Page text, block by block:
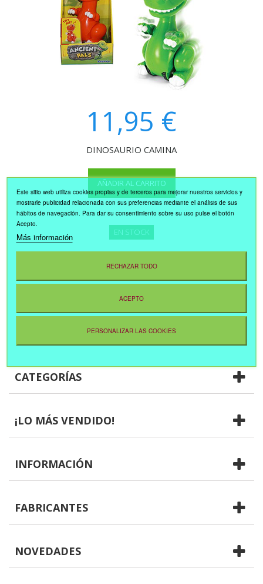
11,95 €
DINOSAURIO CAMINA
AÑADIR AL CARRITO
EN STOCK
CATEGORÍAS
¡LO MÁS VENDIDO!
INFORMACIÓN
FABRICANTES
NOVEDADES
Este sitio web utiliza cookies propias y de terceros para mejorar nuestros servicios y
mostrarle publicidad relacionada con sus preferencias mediante el análisis de sus
hábitos de navegación. Para dar su consentimiento sobre su uso pulse el botón
Acepto.
Más información
RECHAZAR TODO
ACEPTO
PERSONALIZAR LAS COOKIES